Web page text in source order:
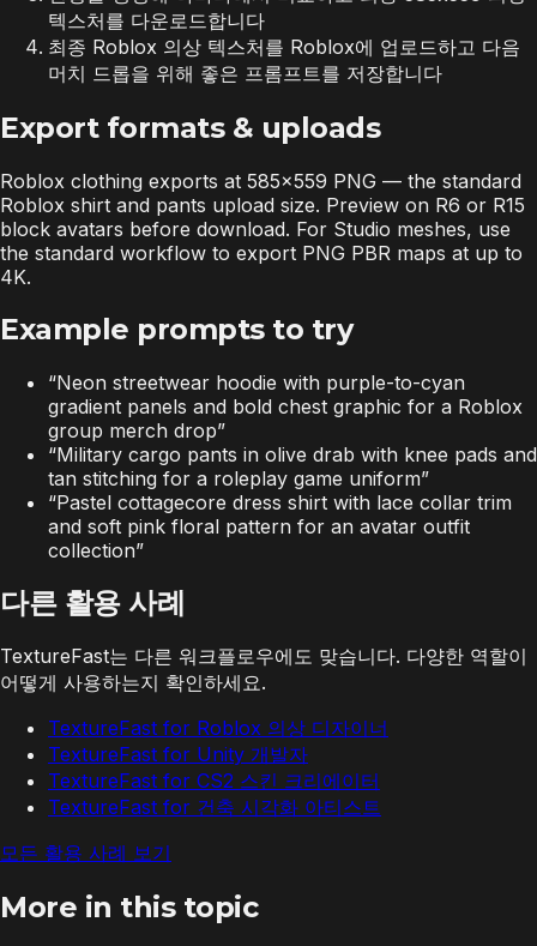
텍스처를 다운로드합니다
최종 Roblox 의상 텍스처를 Roblox에 업로드하고 다음
머치 드롭을 위해 좋은 프롬프트를 저장합니다
Export formats & uploads
Roblox clothing exports at 585×559 PNG — the standard
Roblox shirt and pants upload size. Preview on R6 or R15
block avatars before download. For Studio meshes, use
the standard workflow to export PNG PBR maps at up to
4K.
Example prompts to try
“Neon streetwear hoodie with purple-to-cyan
gradient panels and bold chest graphic for a Roblox
group merch drop”
“Military cargo pants in olive drab with knee pads and
tan stitching for a roleplay game uniform”
“Pastel cottagecore dress shirt with lace collar trim
and soft pink floral pattern for an avatar outfit
collection”
다른 활용 사례
TextureFast는 다른 워크플로우에도 맞습니다. 다양한 역할이
어떻게 사용하는지 확인하세요.
TextureFast for Roblox 의상 디자이너
TextureFast for Unity 개발자
TextureFast for CS2 스킨 크리에이터
TextureFast for 건축 시각화 아티스트
모든 활용 사례 보기
More in this topic